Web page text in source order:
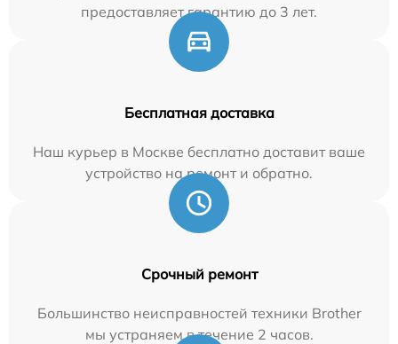
предоставляет гарантию до 3 лет.
Бесплатная доставка
Наш курьер в Москве бесплатно доставит ваше
устройство на ремонт и обратно.
Срочный ремонт
Большинство неисправностей техники Brother
мы устраняем в течение 2 часов.